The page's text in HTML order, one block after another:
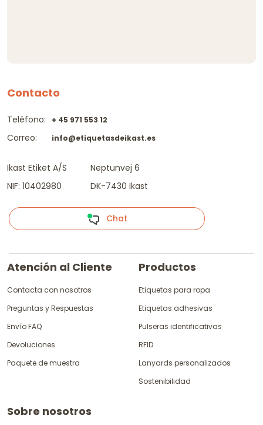
Contacto
Teléfono:
Correo:
+ 45 971 553 12
info@etiquetasdeikast.es
Ikast Etiket A/S
NIF: 10402980
Neptunvej 6
DK-7430 Ikast
Chat
Atención al Cliente
Contacta con nosotros
Preguntas y Respuestas
Envío FAQ
Devoluciones
Paquete de muestra
Productos
Etiquetas para ropa
Etiquetas adhesivas
Pulseras identificativas
RFID
Lanyards personalizados
Sostenibilidad
Sobre nosotros